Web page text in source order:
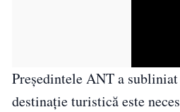
Preşedintele ANT a
destinaţie turistică este